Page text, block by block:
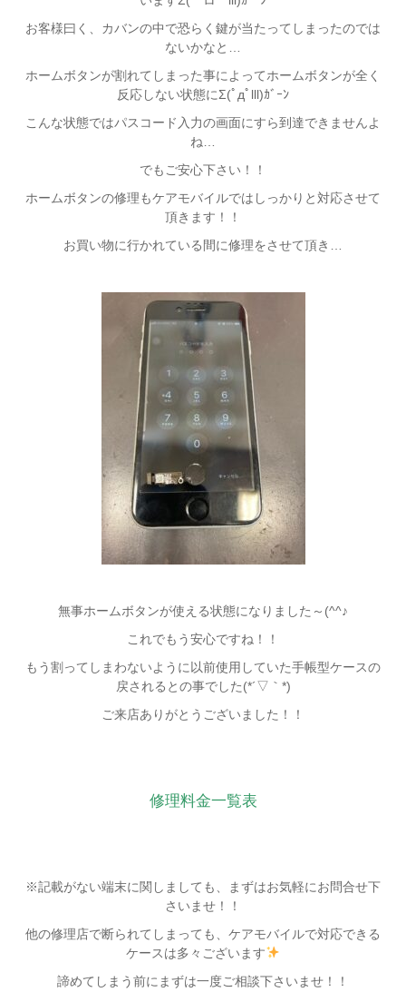
お客様曰く、カバンの中で恐らく鍵が当たってしまったのでは
ないかなと…
ホームボタンが割れてしまった事によってホームボタンが全く
反応しない状態にΣ(ﾟдﾟlll)ｶﾞｰﾝ
こんな状態ではパスコード入力の画面にすら到達できませんよ
ね…
でもご安心下さい！！
ホームボタンの修理もケアモバイルではしっかりと対応させて
頂きます！！
お買い物に行かれている間に修理をさせて頂き…
無事ホームボタンが使える状態になりました～(^^♪
これでもう安心ですね！！
もう割ってしまわないように以前使用していた手帳型ケースの
戻されるとの事でした(*´▽｀*)
ご来店ありがとうございました！！
修理料金一覧表
※記載がない端末に関しましても、まずはお気軽にお問合せ下
さいませ！！
他の修理店で断られてしまっても、ケアモバイルで対応できる
ケースは多々ございます
諦めてしまう前にまずは一度ご相談下さいませ！！